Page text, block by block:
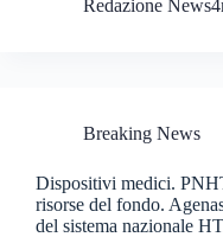
Redazione
Breaking News
Dispositivi medici.
risorse del fondo.
del sistema nazionale